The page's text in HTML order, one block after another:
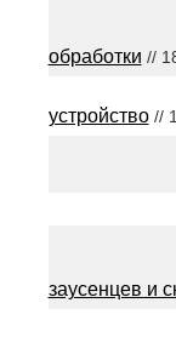
обработки //
устройство//
заусенцев и